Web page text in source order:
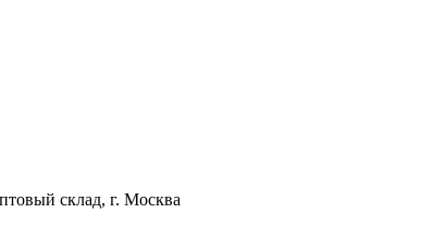
склад, г. Москва